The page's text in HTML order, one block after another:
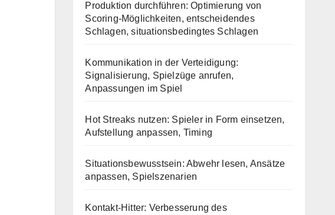
Produktion durchführen: Optimierung von
Scoring-Möglichkeiten, entscheidendes
Schlagen, situationsbedingtes Schlagen
Kommunikation in der Verteidigung:
Signalisierung, Spielzüge anrufen,
Anpassungen im Spiel
Hot Streaks nutzen: Spieler in Form einsetzen,
Aufstellung anpassen, Timing
Situationsbewusstsein: Abwehr lesen, Ansätze
anpassen, Spielszenarien
Kontakt-Hitter: Verbesserung des